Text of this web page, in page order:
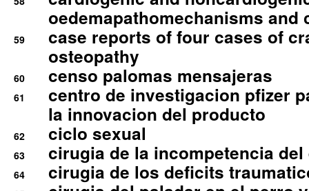
oedemapathomechanisms and
59
case reports of four cases of
osteopathy
60 censo palomas mensajeras
61
centro de investigacion pfizer
la innovacion del producto
62 ciclo sexual
63 cirugia de la incompetencia
64 cirugia de los deficits